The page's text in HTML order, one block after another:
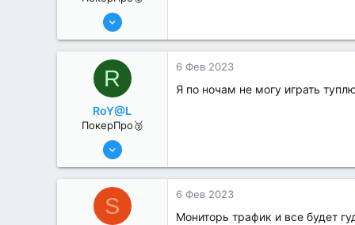
25 Июл 2022
2
R
RoY@L
ПокерПро🥈
25 Июл 2022
1
6 Фев 2023
Я по ночам не могу играть
S 6 Фев 2023
Мониторь трафик и все будет